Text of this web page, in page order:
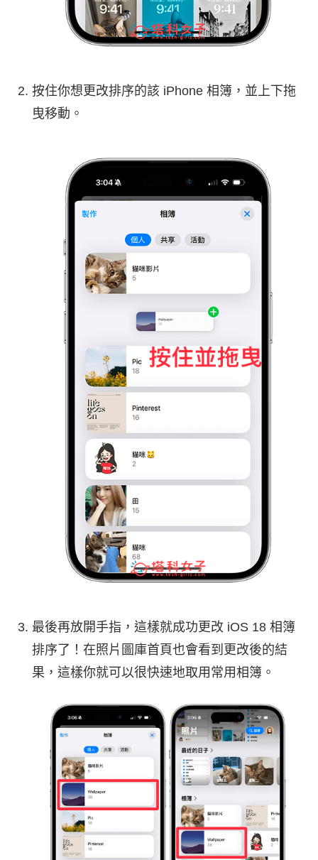
按住你想更改排序的該 iPhone 相簿，並上下拖
曳移動。
最後再放開手指，這樣就成功更改 iOS 18 相簿
排序了！在照片圖庫首頁也會看到更改後的結
果，這樣你就可以很快速地取用常用相簿。